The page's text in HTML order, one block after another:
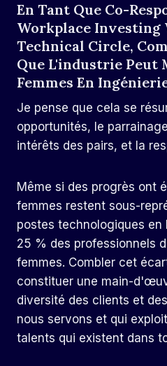
En Tant Que Co-
Workplace Investing
Technical Circle,
Que L'industrie Peut
Femmes En
Je pense que cela se
opportunités, le
intérêts des pairs, et la
Même si des progrès ont
femmes restent sous-
postes technologiques en
25 % des professionnels
femmes. Combler cet
constituer une main-
diversité des clients et
nous servons et qui
talents qui existent dans